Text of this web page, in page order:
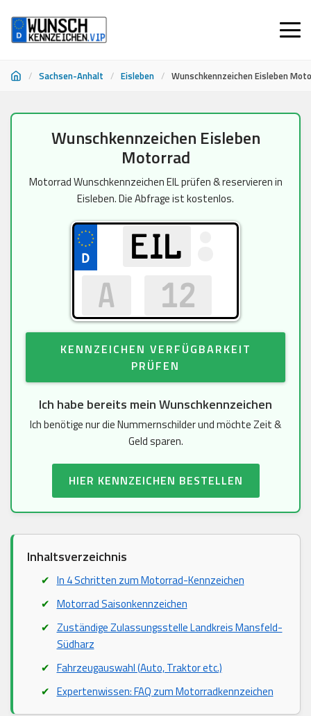
/ Sachsen-Anhalt / Eisleben / Wunschkennzeichen Eisleben
Wunschkennzeichen Eisleben
Motorrad
Motorrad Wunschkennzeichen EIL prüfen & reservieren in
Eisleben. Die Abfrage ist kostenlos.
KENNZEICHEN VERFÜGBARKEIT
PRÜFEN
Ich habe bereits mein Wunschkennzeichen
Ich benötige nur die Nummernschilder und möchte Zeit &
Geld sparen.
HIER KENNZEICHEN BESTELLEN
Inhaltsverzeichnis
In 4 Schritten zum Motorrad-Kennzeichen
Motorrad Saisonkennzeichen
Zuständige Zulassungsstelle Landkreis Mansfeld-
Südharz
Fahrzeugauswahl (Auto, Traktor etc.)
Expertenwissen: FAQ zum Motorradkennzeichen